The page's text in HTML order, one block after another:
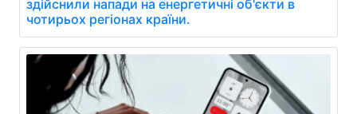
здійснили напади на енергетичні об'єкти в
чотирьох регіонах країни.